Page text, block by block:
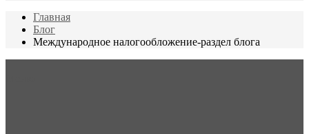
Главная
Блог
Международное налогообложение-раздел блога